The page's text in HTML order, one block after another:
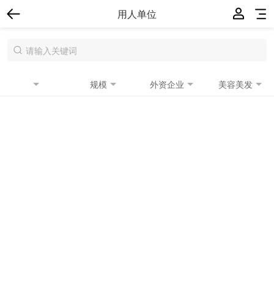
用人单位
规模 外资企业 美容美发